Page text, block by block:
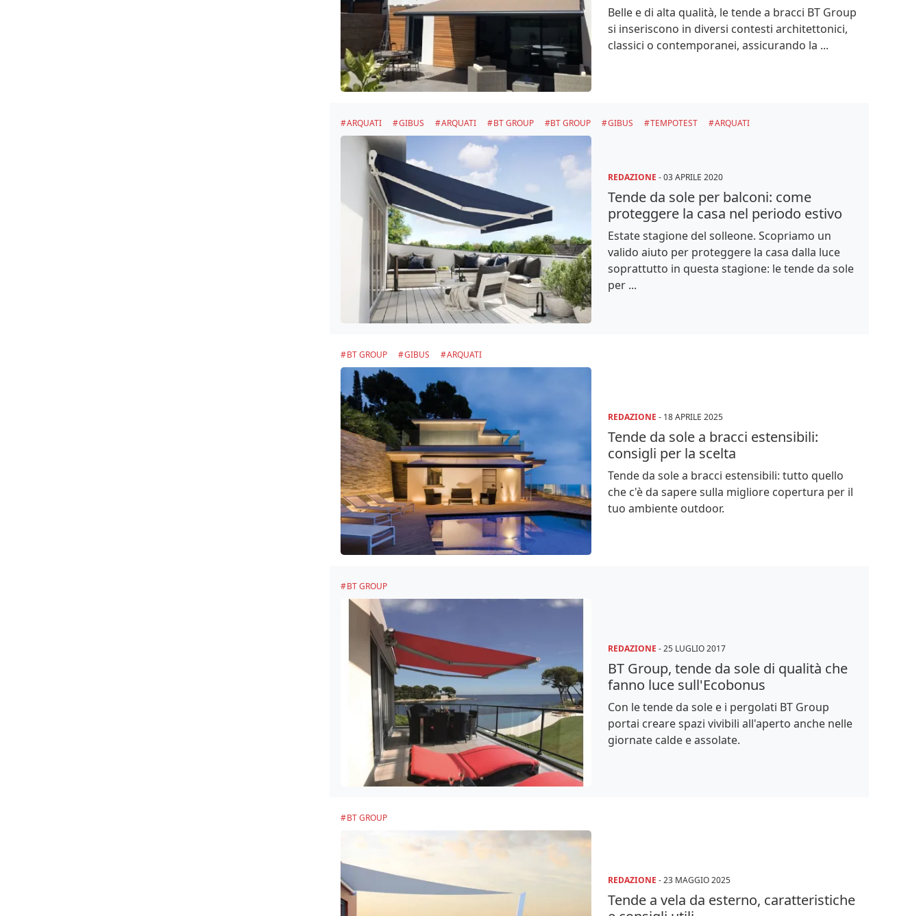
Belle e di alta qualità, le tende a bracci BT Group
si inseriscono in diversi contesti architettonici,
classici o contemporanei, assicurando la ...
ARQUATI GIBUS ARQUATI BT GROUP BT GROUP GIBUS TEMPOTEST ARQUATI
REDAZIONE -03 APRILE 2020
Tende da sole per balconi: come
proteggere la casa nel periodo estivo
Estate stagione del solleone. Scopriamo un
valido aiuto per proteggere la casa dalla luce
soprattutto in questa stagione: le tende da sole
per ...
BT GROUP GIBUS ARQUATI
REDAZIONE - 18 APRILE 2025
Tende da sole a bracci estensibili:
consigli per la scelta
Tende da sole a bracci estensibili: tutto quello
che c'è da sapere sulla migliore copertura per il
tuo ambiente outdoor.
BT GROUP
REDAZIONE -25 LUGLIO 2017
BT Group, tende da sole di qualità che
fanno luce sull'Ecobonus
Con le tende da sole e i pergolati BT Group
portai creare spazi vivibili all'aperto anche nelle
giornate calde e assolate.
BT GROUP
REDAZIONE -23 MAGGIO 2025
Tende a vela da esterno, caratteristiche